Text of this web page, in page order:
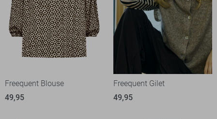
Freequent Blouse
49,95
Freequent Gilet
49,95